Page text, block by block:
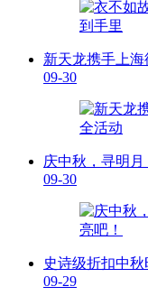
新天龙携手上
09-30
庆中秋，寻明月
09-30
史诗级折扣中
09-29